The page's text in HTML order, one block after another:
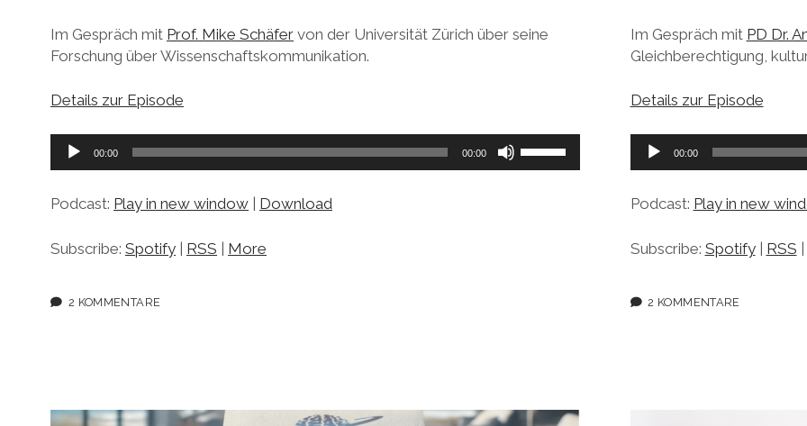
Im Gespräch mit Prof. Mike Schäfer von der Universität Zürich über seine
Forschung über Wissenschaftskommunikation.
Details zur Episode
Audio-
00:00 00:00
Podcast: Play in new window Download
Subscribe: Spotify | RSS | More
2 KOMMENTARE
Im Gespräch mit PD Dr.
Gleichberechtigung,
Details zur Episode
Audio-
00:00
Podcast: Play in new
Subscribe: Spotify| RSS |
2 KOMMENTARE